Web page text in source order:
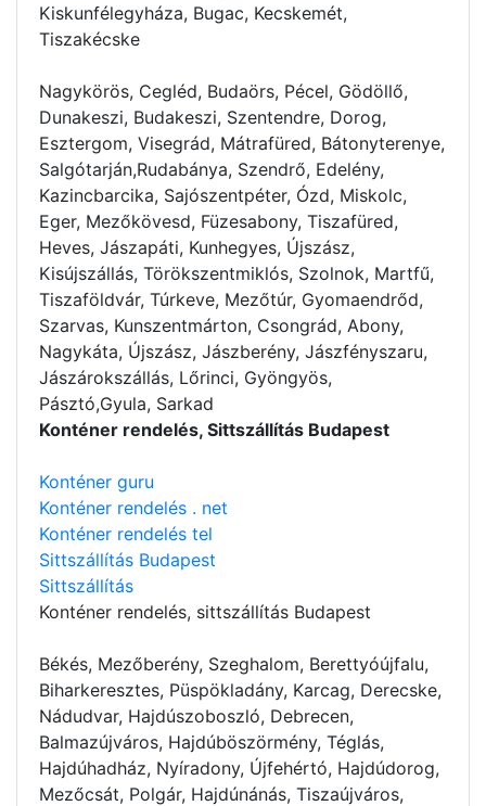
Kiskunfélegyháza, Bugac, Kecskemét,
Tiszakécske
Nagykörös, Cegléd, Budaörs, Pécel, Gödöllő,
Dunakeszi, Budakeszi, Szentendre, Dorog,
Esztergom, Visegrád, Mátrafüred, Bátonyterenye,
Salgótarján,Rudabánya, Szendrő, Edelény,
Kazincbarcika, Sajószentpéter, Ózd, Miskolc,
Eger, Mezőkövesd, Füzesabony, Tiszafüred,
Heves, Jászapáti, Kunhegyes, Újszász,
Kisújszállás, Törökszentmiklós, Szolnok, Martfű,
Tiszaföldvár, Túrkeve, Mezőtúr, Gyomaendrőd,
Szarvas, Kunszentmárton, Csongrád, Abony,
Nagykáta, Újszász, Jászberény, Jászfényszaru,
Jászárokszállás, Lőrinci, Gyöngyös,
Pásztó,Gyula, Sarkad
Konténer rendelés, Sittszállítás Budapest
Konténer guru
Konténer rendelés . net
Konténer rendelés tel
Sittszállítás Budapest
Sittszállítás
Konténer rendelés, sittszállítás Budapest
Békés, Mezőberény, Szeghalom, Berettyóújfalu,
Biharkeresztes, Püspökladány, Karcag, Derecske,
Nádudvar, Hajdúszoboszló, Debrecen,
Balmazújváros, Hajdúböszörmény, Téglás,
Hajdúhadház, Nyíradony, Újfehértó, Hajdúdorog,
Mezőcsát, Polgár, Hajdúnánás, Tiszaújváros,